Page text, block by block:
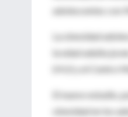
adolescentes con
La obesidad
la edad adulta
(HU) y el Centro
El nuevo estudio,
obesidad en los